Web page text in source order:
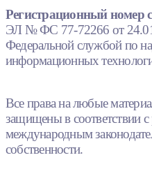
Регистрационный номер
ЭЛ № ФС 77-72266 от
Федеральной службой по
информационных
Все права на любые
защищены в соответствии
международным
собственности.